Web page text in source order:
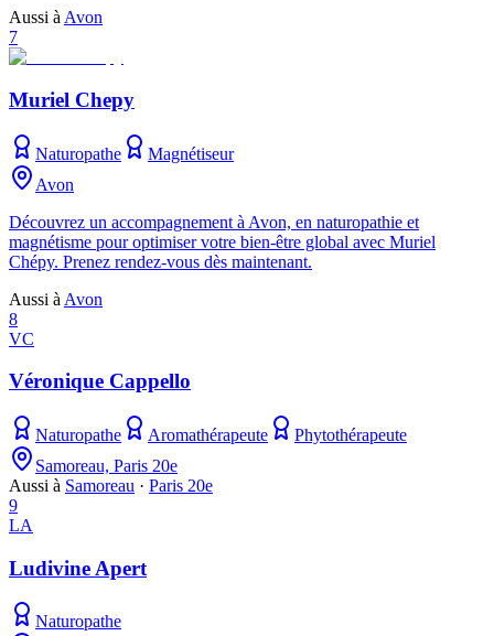
Aussi à Avon
7
Muriel Chepy
Naturopathe
Magnétiseur
Avon
Découvrez un accompagnement à Avon, en naturopathie et
magnétisme pour optimiser votre bien-être global avec Muriel
Chépy. Prenez rendez-vous dès maintenant.
Aussi à Avon
8
VC
Véronique Cappello
Naturopathe Aromathérapeute
Phytothérapeute
Samoreau, Paris 20e
Aussi à Samoreau · Paris 20e
9
LA
Ludivine Apert
Naturopathe